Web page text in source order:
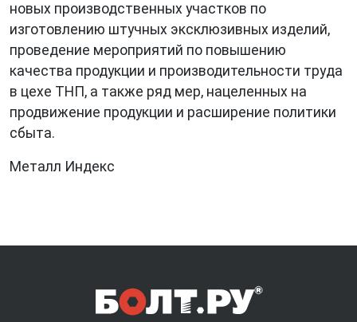
новых производственных участков по
изготовлению штучных эксклюзивных изделий,
проведение мероприятий по повышению
качества продукции и производительности труда
в цехе ТНП, а также ряд мер, нацеленных на
продвижение продукции и расширение политики
сбыта.
Металл Индекс